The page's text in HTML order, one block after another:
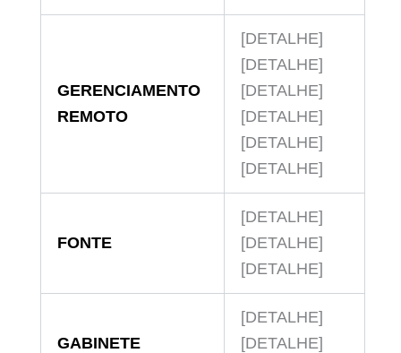
GERENCIAMENTO
REMOTO
[DETALHE]
[DETALHE]
[DETALHE]
[DETALHE]
[DETALHE]
[DETALHE]
FONTE
[DETALHE]
[DETALHE]
[DETALHE]
GABINETE
[DETALHE]
[DETALHE]